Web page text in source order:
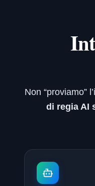
Non “proviamo”
di regia AI